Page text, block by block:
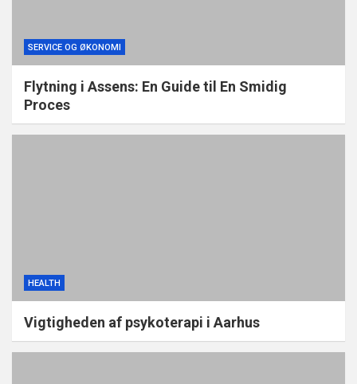
SERVICE OG ØKONOMI
Flytning i Assens: En Guide til En Smidig
Proces
HEALTH
Vigtigheden af psykoterapi i Aarhus